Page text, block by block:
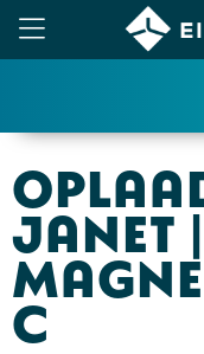
Werkkleding
Sportkleding &
T-Shirts
Tassen
Anti-stress
Bidons en
Custom made
Custom made
Sportkratten &
Custom-made
Binnenreclame
Buitenreclame
Vlaggen
Beurs &
Janet
C